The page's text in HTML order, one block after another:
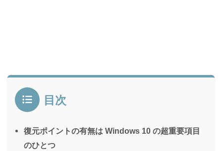
目次
復元ポイントの有無は Windows 10 の超重要項目
のひとつ